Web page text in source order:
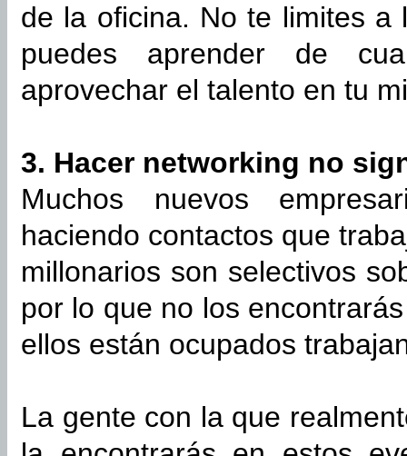
de la oficina. No te limites a
puedes aprender de
aprovechar el talento en tu
3. Hacer networking no
Muchos nuevos
haciendo contactos que
millonarios son selectivos
por lo que no los
ellos están ocupados
La gente con la que